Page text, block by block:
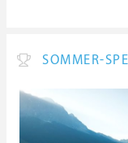
SOMMER-